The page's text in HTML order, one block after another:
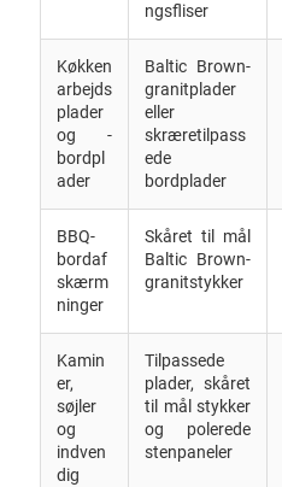
ngsfliser
Køkken
arbejds
plader
og -
bordpl
ader
Baltic Brown-
granitplader
eller
skræretilpass
ede
bordplader
BBQ-
bordaf
skærm
ninger
Skåret til mål
Baltic Brown-
granitstykker
Kamin
er,
søjler
og
indven
dig
Tilpassede
plader, skåret
til mål stykker
og polerede
stenpaneler